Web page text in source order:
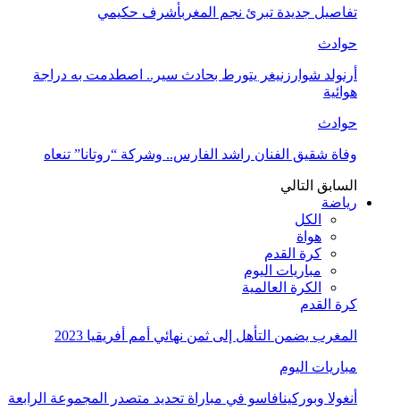
تفاصيل جديدة تبرئ نجم المغربأشرف حكيمي
حوادث
أرنولد شوارزنيغر يتورط بحادث سير.. اصطدمت به دراجة
هوائية
حوادث
وفاة شقيق الفنان راشد الفارس.. وشركة “روتانا” تنعاه
السابق التالي
رياضة
الكل
هواة
كرة القدم
مباريات اليوم
الكرة العالمية
كرة القدم
المغرب يضمن التأهل إلى ثمن نهائي أمم أفريقيا 2023
مباريات اليوم
أنغولا وبوركينافاسو في مباراة تحديد متصدر المجموعة الرابعة